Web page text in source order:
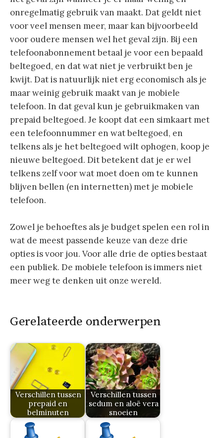
onregelmatig gebruik van maakt. Dat geldt niet
voor veel mensen meer, maar kan bijvoorbeeld
voor oudere mensen wel het geval zijn. Bij een
telefoonabonnement betaal je voor een bepaald
beltegoed, en dat wat niet je verbruikt ben je
kwijt. Dat is natuurlijk niet erg economisch als je
maar weinig gebruik maakt van je mobiele
telefoon. In dat geval kun je gebruikmaken van
prepaid beltegoed. Je koopt dat een simkaart met
een telefoonnummer en wat beltegoed, en
telkens als je het beltegoed wilt ophogen, koop je
nieuwe beltegoed. Dit betekent dat je er wel
telkens zelf voor wat moet doen om te kunnen
blijven bellen (en internetten) met je mobiele
telefoon.
Zowel je behoeftes als je budget spelen een rol in
wat de meest passende keuze van deze drie
opties is voor jou. Voor alle drie de opties bestaat
een publiek. De mobiele telefoon is immers niet
meer weg te denken uit onze wereld.
Gerelateerde onderwerpen
Verschillen tussen
prepaid en
belminuten
Verschillen tussen
sedum en aloë vera
snoeien